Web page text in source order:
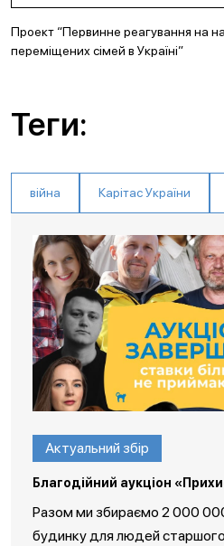
Проект “Первинне реагування на
переміщених сімей в Україні”
Теги:
війна Карітас України
Актуальний збір
Благодійний аукціон
Разом ми збираємо 2 000
будинку для людей